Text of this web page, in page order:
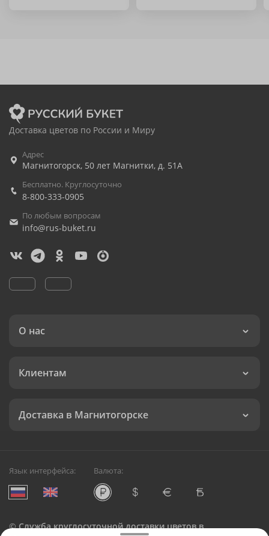
Доставка цветов по России и Миру
Адрес
Магнитогорск, 50 лет Магнитки, д. 51А
Бесплатно. Круглосуточно
8-800-333-0905
По любым вопросам
info@rus-buket.ru
О нас
Клиентам
Доставка в Магнитогорске
Язык интерфейса: Валюта:
©Служба круглосуточной доставки цветов в